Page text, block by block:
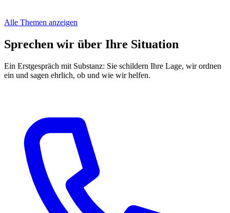
Alle Themen anzeigen
Sprechen wir über Ihre Situation
Ein Erstgespräch mit Substanz: Sie schildern Ihre Lage, wir ordnen
ein und sagen ehrlich, ob und wie wir helfen.